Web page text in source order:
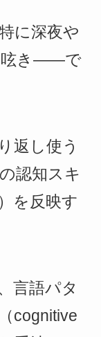
に深夜や
呟き——で
返し使う
認知スキ
を反映す
言語パタ
cognitive